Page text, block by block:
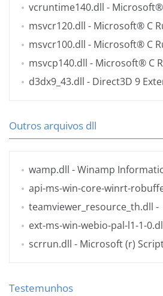
vcruntime140.dll -
msvcr120.dll - Microsoft® C
msvcr100.dll - Microsoft® C
msvcp140.dll - Microsoft® C
d3dx9_43.dll - Direct3D 9
Outros arquivos dll
wamp.dll - Winamp
api-ms-win-core-winrt-
teamviewer_resource_th.dll -
ext-ms-win-webio-pal-l1-1-
scrrun.dll - Microsoft (r)
Testemunhos